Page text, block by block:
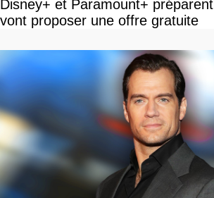
Disney+ et Paramount+
vont proposer une offre gratuite